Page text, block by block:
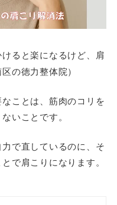
ると楽になるけど、肩
の徳力整体院）
ことは、筋肉のコリを
いことです。
で直しているのに、そ
で肩こりになります。